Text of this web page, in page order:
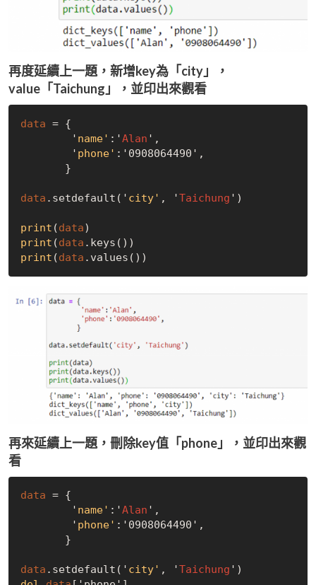
再度延續上一題，新增key為「city」，
value「Taichung」，並印出來觀看
data = {
        '
name' :'Alan ',
        '
phone' :'0908064490',
       }
data .setdefault(' city' , 'Taichung ')
print (data)
print (data .keys())
print (data .values())
再來延續上一題，刪除key值「phone」，並印出來觀
看
data = {
        '
name' :'Alan ',
        '
phone' :'0908064490',
       }
data .setdefault(' city' , 'Taichung ')